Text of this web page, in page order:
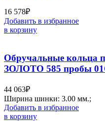
16 578₽
Добавить в избранное
в корзину
Обручальные
ЗОЛОТО 585 пробы
44 063₽
Ширина шинки: 3.00 мм.;
Добавить в избранное
в корзину